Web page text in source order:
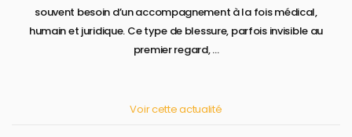
souvent besoin d’un accompagnement à la fois médical,
humain et juridique. Ce type de blessure, parfois invisible au
premier regard, ...
Voir cette actualité